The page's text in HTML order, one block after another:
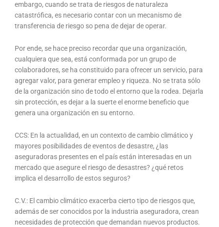
embargo, cuando se trata de riesgos de naturaleza
catastrófica, es necesario contar con un mecanismo de
transferencia de riesgo so pena de dejar de operar.
Por ende, se hace preciso recordar que una organización,
cualquiera que sea, está conformada por un grupo de
colaboradores, se ha constituido para ofrecer un servicio, para
agregar valor, para generar empleo y riqueza. No se trata sólo
de la organización sino de todo el entorno que la rodea. Dejarla
sin protección, es dejar a la suerte el enorme beneficio que
genera una organización en su entorno.
CCS: En la actualidad, en un contexto de cambio climático y
mayores posibilidades de eventos de desastre, ¿las
aseguradoras presentes en el país están interesadas en un
mercado que asegure el riesgo de desastres? ¿qué retos
implica el desarrollo de estos seguros?
C.V.: El cambio climático exacerba cierto tipo de riesgos que,
además de ser conocidos por la industria aseguradora, crean
necesidades de protección que demandan nuevos productos.